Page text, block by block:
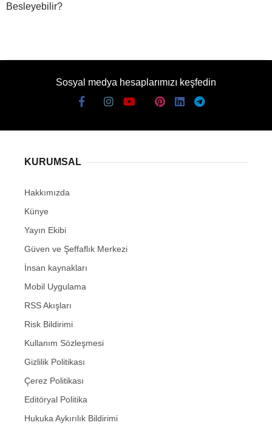
Besleyebilir?
Sosyal medya hesaplarımızı keşfedin
KURUMSAL
Hakkımızda
Künye
Yayın Ekibi
Güven ve Şeffaflık Merkezi
İnsan kaynakları
Mobil Uygulama
RSS Akışları
Risk Bildirimi
Kullanım Sözleşmesi
Gizlilik Politikası
Çerez Politikası
Editöryal Politika
Hukuka Aykırılık Bildirimi